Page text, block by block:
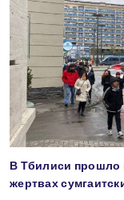
В Тбилиси прошло
жертвах